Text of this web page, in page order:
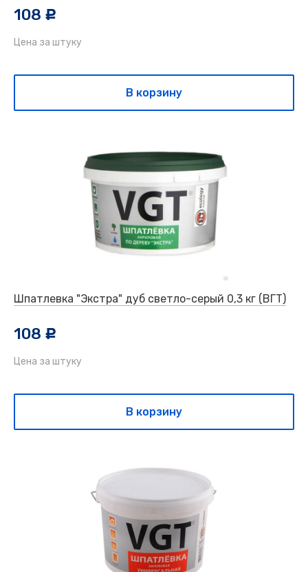
108 c
Цена за штуку
В корзину
Шпатлевка "Экстра" дуб светло-серый 0,3 кг (ВГТ)
108 c
Цена за штуку
В корзину